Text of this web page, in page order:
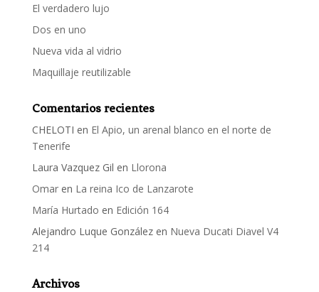
El verdadero lujo
Dos en uno
Nueva vida al vidrio
Maquillaje reutilizable
Comentarios recientes
CHELOTI en El Apio, un arenal blanco en el norte de
Tenerife
Laura Vazquez Gil en Llorona
Omaren La reina Ico de Lanzarote
María Hurtado en Edición 164
Alejandro Luque Gonzálezen Nueva Ducati Diavel V4
214
Archivos